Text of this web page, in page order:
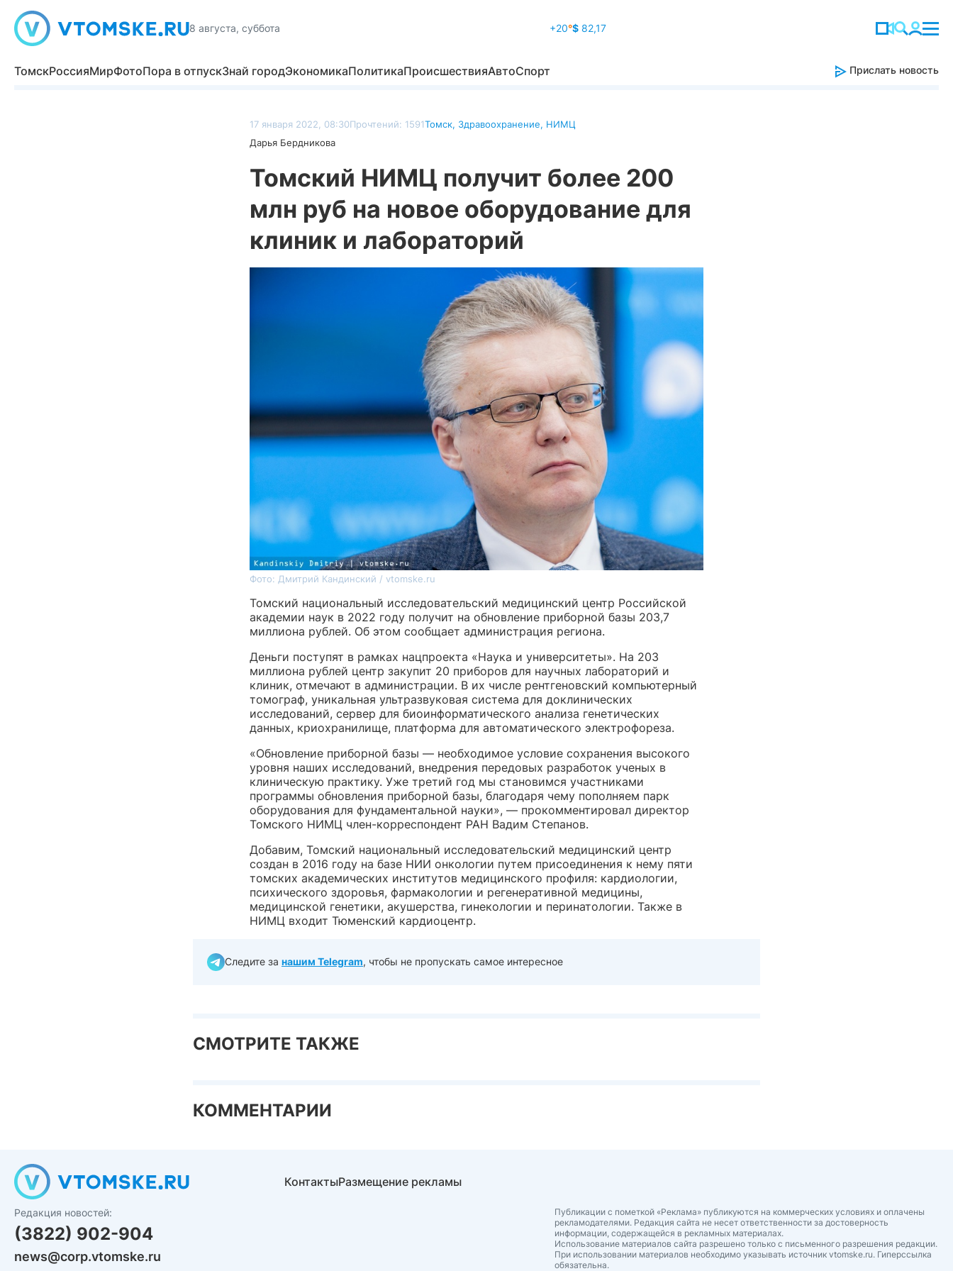
8 августа, суббота +20°$ 82,17
ТомскРоссияМирФотоПора в отпускЗнай городЭкономикаПолитикаПроисшествияАвтоСпорт Прислать новость
17 января 2022, 08:30Прочтений: 1591Томск, Здравоохранение, НИМЦ
Дарья Бердникова
Томский НИМЦ получит более 200
млн руб на новое оборудование для
клиник и лабораторий
Фото: Дмитрий Кандинский / vtomske.ru
Томский национальный исследовательский медицинский центр Российской
академии наук в 2022 году получит на обновление приборной базы 203,7
миллиона рублей. Об этом сообщает администрация региона.
Деньги поступят в рамках нацпроекта «Наука и университеты». На 203
миллиона рублей центр закупит 20 приборов для научных лабораторий и
клиник, отмечают в администрации. В их числе рентгеновский компьютерный
томограф, уникальная ультразвуковая система для доклинических
исследований, сервер для биоинформатического анализа генетических
данных, криохранилище, платформа для автоматического электрофореза.
«Обновление приборной базы ― необходимое условие сохранения высокого
уровня наших исследований, внедрения передовых разработок ученых в
клиническую практику. Уже третий год мы становимся участниками
программы обновления приборной базы, благодаря чему пополняем парк
оборудования для фундаментальной науки», ― прокомментировал директор
Томского НИМЦ член-корреспондент РАН Вадим Степанов.
Добавим, Томский национальный исследовательский медицинский центр
создан в 2016 году на базе НИИ онкологии путем присоединения к нему пяти
томских академических институтов медицинского профиля: кардиологии,
психического здоровья, фармакологии и регенеративной медицины,
медицинской генетики, акушерства, гинекологии и перинатологии. Также в
НИМЦ входит Тюменский кардиоцентр.
Следите за нашим Telegram, чтобы не пропускать самое интересное
СМОТРИТЕ ТАКЖЕ
КОММЕНТАРИИ
Редакция новостей:
(3822) 902-904
news@corp.vtomske.ru
КонтактыРазмещение рекламы
Публикации с пометкой «Реклама» публикуются на коммерческих условиях и оплачены
рекламодателями. Редакция сайта не несет ответственности за достоверность
информации, содержащейся в рекламных материалах.
Использование материалов сайта разрешено только с письменного разрешения редакции.
При использовании материалов необходимо указывать источник vtomske.ru. Гиперссылка
обязательна.